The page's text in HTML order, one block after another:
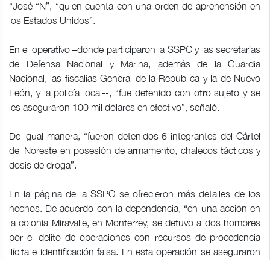
“José “N”, “quien cuenta con una orden de aprehensión en
los Estados Unidos”.
En el operativo –donde participaron la SSPC y las secretarías
de Defensa Nacional y Marina, además de la Guardia
Nacional, las fiscalías General de la República y la de Nuevo
León, y la policía local--, “fue detenido con otro sujeto y se
les aseguraron 100 mil dólares en efectivo”, señaló.
De igual manera, “fueron detenidos 6 integrantes del Cártel
del Noreste en posesión de armamento, chalecos tácticos y
dosis de droga”.
En la página de la SSPC se ofrecieron más detalles de los
hechos. De acuerdo con la dependencia, “en una acción en
la colonia Miravalle, en Monterrey, se detuvo a dos hombres
por el delito de operaciones con recursos de procedencia
ilícita e identificación falsa. En esta operación se aseguraron